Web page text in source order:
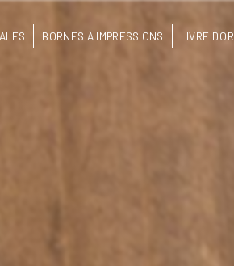
BORNES À IMPRESSIONS LIVRE D'OR